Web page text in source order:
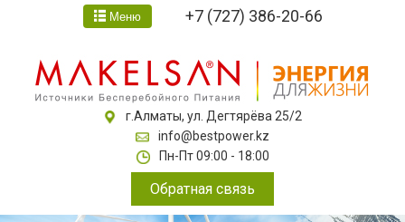
Меню +7 (727) 386-20-66
г.Алматы, ул. Дегтярёва 25/2
info@bestpower.kz
Пн-Пт 09:00 - 18:00
Обратная связь